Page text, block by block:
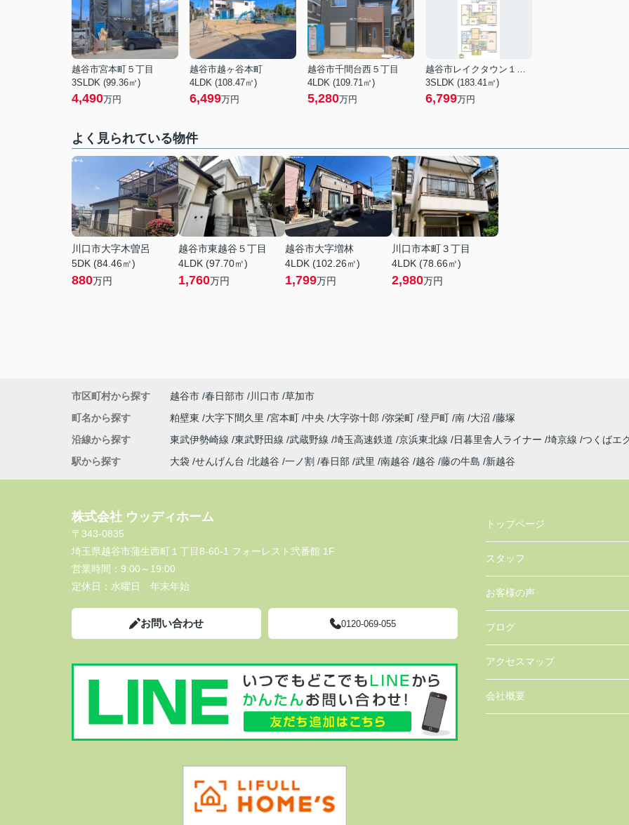
越谷市宮本町５丁目
3SLDK (99.36㎡)
4,490万円
越谷市越ヶ谷本町
4LDK (108.47㎡)
6,499万円
越谷市千間台西５丁目
4LDK (109.71㎡)
5,280万円
越谷市レイクタウン１丁目
3SLDK (183.41㎡)
6,799万円
よく見られている物件
川口市大字木曽呂
5DK (84.46㎡)
880万円
越谷市東越谷５丁目
4LDK (97.70㎡)
1,760万円
越谷市大字増林
4LDK (102.26㎡)
1,799万円
川口市本町３丁目
4LDK (78.66㎡)
2,980万円
市区町村から探す 越谷市 春日部市 川口市 草加市
町名から探す
粕壁東 大字下間久里 宮本町 中央 大字弥十郎 弥栄町 登戸町 南 大沼 藤塚
沿線から探す
東武伊勢崎線 東武野田線 武蔵野線 埼玉高速鉄道 京浜東北線 日暮里舎人ライナー 埼京線 つくばエ
駅から探す
大袋 せんげん台 北越谷 一ノ割 春日部 武里 南越谷 越谷 藤の牛島 新越谷
株式会社 ウッディホーム
〒343-0835
埼玉県越谷市蒲生西町１丁目8-60-1 フォーレスト弐番館 1F
営業時間： 9:00～19:00
定休日： 水曜日 年末年始
お問い合わせ 0120-069-055
トップページ
スタッフ
お客様の声
ブログ
アクセスマップ
会社概要